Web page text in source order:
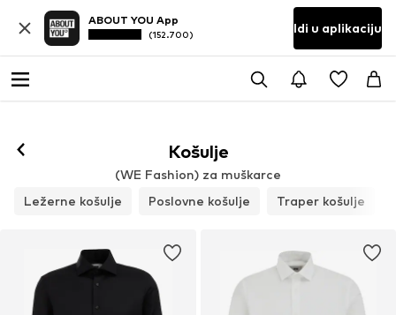
ABOUT YOU App
(152.700) Idi u aplikaciju
Košulje
(WE Fashion) za muškarce
Ležerne košulje
Poslovne košulje Traper košulje